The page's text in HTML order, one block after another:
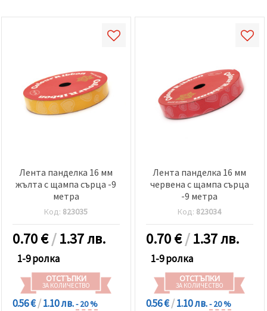
Лента панделка 16 мм
жълта с щампа сърца -9
метра
Код: 823035
0.70€/1.37 лв.
1-9 ролка
ОТСТЪПКИ
ЗА КОЛИЧЕСТВО
0.56 €/1.10 лв.- 20 %
Лента панделка 16 мм
червена с щампа сърца
-9 метра
Код: 823034
0.70€/1.37 лв.
1-9 ролка
ОТСТЪПКИ
ЗА КОЛИЧЕСТВО
0.56 €/1.10 лв.- 20 %